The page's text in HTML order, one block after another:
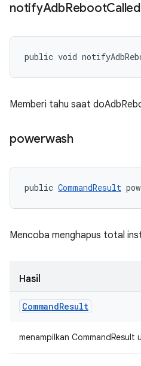
notifyAdbRebootCalled
public void
Memberi tahu saat
powerwash
public CommandResult
Mencoba menghapus total
Hasil
CommandResult
menampilkan CommandResult